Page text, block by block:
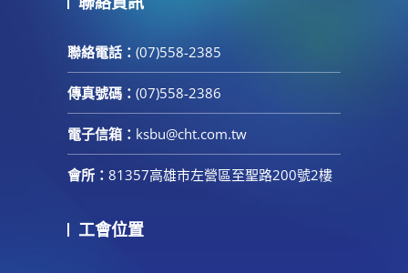
聯絡電話： (07)558-2385
傳真號碼： (07)558-2386
電子信箱： ksbu@cht.com.tw
會所： 81357高雄市左營區至聖路200號2樓
工會位置